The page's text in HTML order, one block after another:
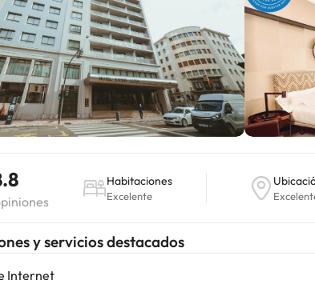
Habitaciones
Excelente
y servicios destacados
Internet